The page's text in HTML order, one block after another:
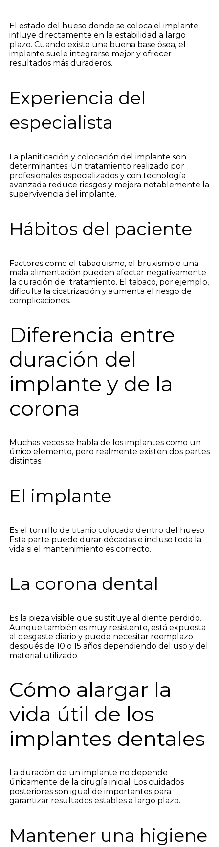
El estado del hueso donde se coloca el implante
influye directamente en la estabilidad a largo
plazo. Cuando existe una buena base ósea, el
implante suele integrarse mejor y ofrecer
resultados más duraderos.
Experiencia del
especialista
La planificación y colocación del implante son
determinantes. Un tratamiento realizado por
profesionales especializados y con tecnología
avanzada reduce riesgos y mejora notablemente la
supervivencia del implante.
Hábitos del paciente
Factores como el tabaquismo, el bruxismo o una
mala alimentación pueden afectar negativamente
la duración del tratamiento. El tabaco, por ejemplo,
dificulta la cicatrización y aumenta el riesgo de
complicaciones.
Diferencia entre
duración del
implante y de la
corona
Muchas veces se habla de los implantes como un
único elemento, pero realmente existen dos partes
distintas.
El implante
Es el tornillo de titanio colocado dentro del hueso.
Esta parte puede durar décadas e incluso toda la
vida si el mantenimiento es correcto.
La corona dental
Es la pieza visible que sustituye al diente perdido.
Aunque también es muy resistente, está expuesta
al desgaste diario y puede necesitar reemplazo
después de 10 o 15 años dependiendo del uso y del
material utilizado.
Cómo alargar la
vida útil de los
implantes dentales
La duración de un implante no depende
únicamente de la cirugía inicial. Los cuidados
posteriores son igual de importantes para
garantizar resultados estables a largo plazo.
Mantener una higiene